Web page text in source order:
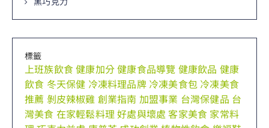
標籤
上班族飲食健康加分健康食品導覽 健康飲品 健康
飲食 冬天保健 冷凍料理品牌 冷凍美食包 冷凍美食
推薦 剝皮辣椒雞 創業指南 加盟事業 台灣保健品 台
灣美食 在家輕鬆料理好處與壞處 客家美食 家常料